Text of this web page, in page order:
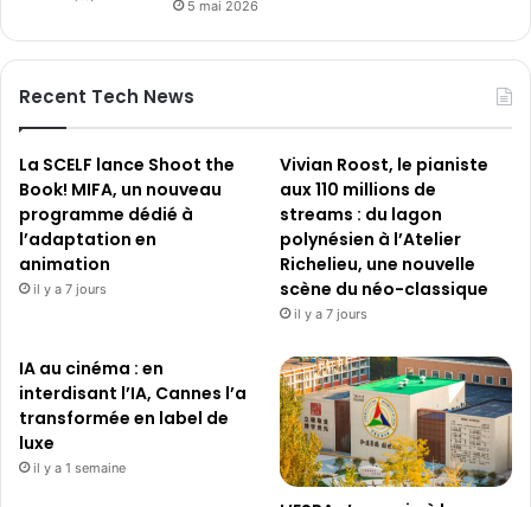
s
.
5 mai 2026
Recent Tech News
La SCELF lance Shoot the
Book! MIFA, un nouveau
programme dédié à
l’adaptation en
animation
il y a 7 jours
Vivian Roost, le pianiste
aux 110 millions de
streams : du lagon
polynésien à l’Atelier
Richelieu, une nouvelle
scène du néo-classique
il y a 7 jours
IA au cinéma : en
interdisant l’IA, Cannes l’a
transformée en label de
luxe
il y a 1 semaine